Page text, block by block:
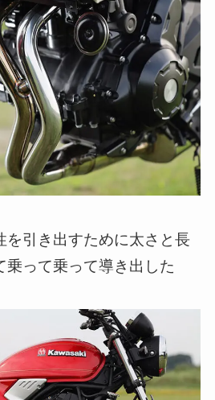
を引き出すために太さと長
乗って乗って導き出した